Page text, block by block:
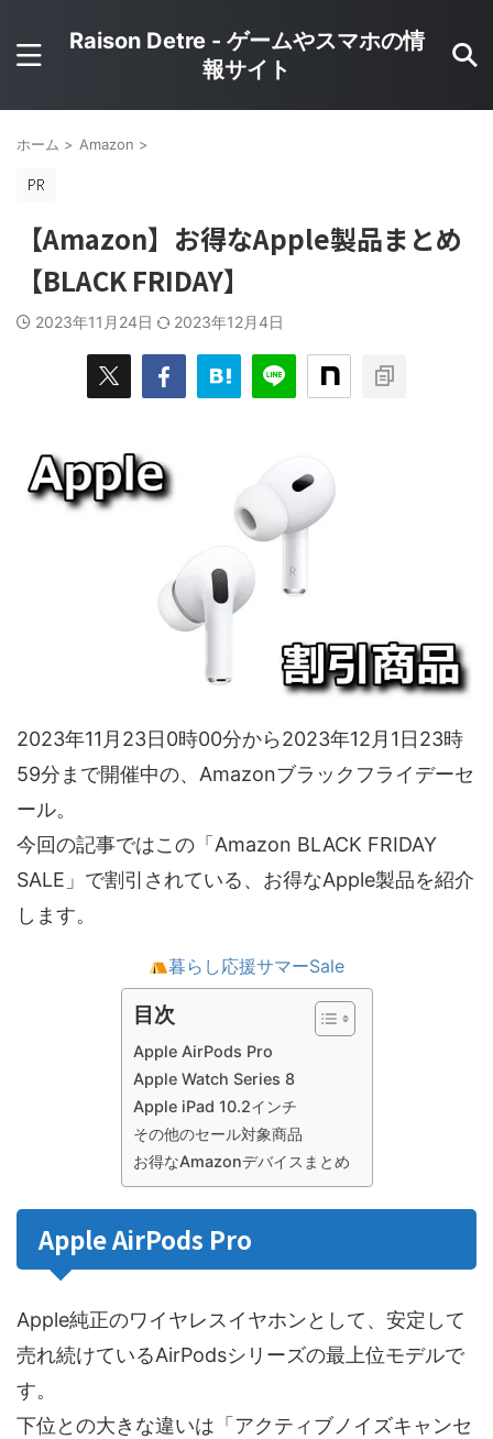
Raison Detre - ゲームやスマホの情
報サイト
ホーム > Amazon >
【Amazon】お得なApple製品まとめ
【BLACK FRIDAY】
2023年11月24日 2023年12月4日
2023年11月23日0時00分から2023年12月1日23時
59分まで開催中の、Amazonブラックフライデーセ
ール。
今回の記事ではこの「Amazon BLACK FRIDAY
SALE」で割引されている、お得なApple製品を紹介
します。
暮らし応援サマーSale
目次
Apple AirPods Pro
Apple Watch Series 8
Apple iPad 10.2インチ
その他のセール対象商品
お得なAmazonデバイスまとめ
Apple AirPods Pro
Apple純正のワイヤレスイヤホンとして、安定して
売れ続けているAirPodsシリーズの最上位モデルで
す。
下位との大きな違いは「アクティブノイズキャンセ